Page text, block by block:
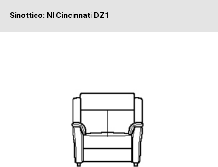
Sinottico: NI Cincinnati DZ1